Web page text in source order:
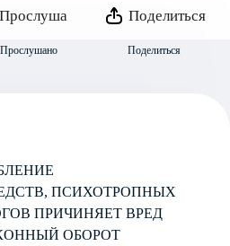
Прослушано
Прослушано
Поделиться
Поделиться
ПСИХОТРОПНЫХ
ПРИЧИНЯЕТ ВРЕД
ОБОРОТ